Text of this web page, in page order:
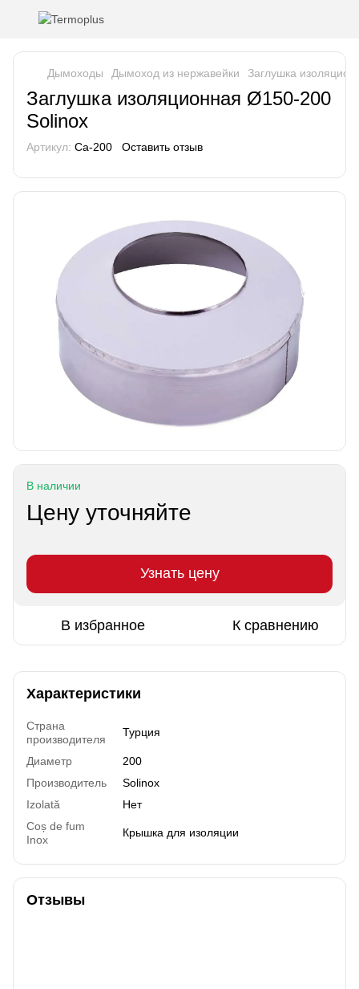
Дымоходы Дымоход из нержавейки Заглушка
Заглушка изоляционная Ø150-200
Solinox
Артикул: Ca-200 Оставить отзыв
В наличии
Цену уточняйте
Узнать цену
В избранное К сравнению
Характеристики
Страна
производителя
Турция
Диаметр
200
Производитель
Solinox
Izolată
Нет
Coș de fum
Inox
Крышка для изоляции
Отзывы